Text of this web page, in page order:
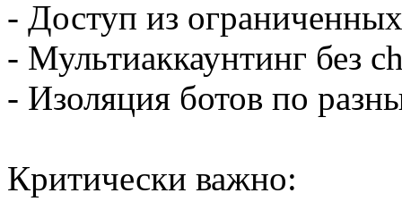
- Доступ из
- Мультиаккаунтинг без
- Изоляция ботов по
Критически важно: